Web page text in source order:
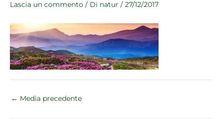
Lascia un commento / Di natur / 27/12/2017
← Media precedente